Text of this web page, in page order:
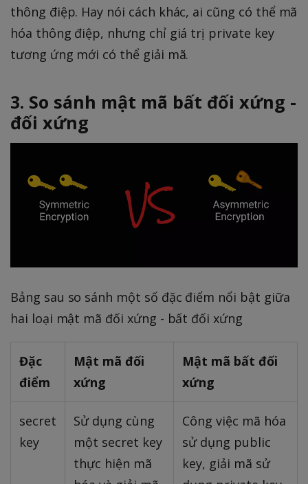
thông điệp. Hay nói cách khác, ai cũng có thể mã
hóa thông điệp, nhưng chỉ giá trị private key
tương ứng mới có thể giải mã.
3. So sánh mật mã bất đối xứng -
đối xứng
Bảng sau so sánh một số đặc điểm nổi bật giữa
hai loại mật mã đối xứng - bất đối xứng
Đặc
điểm
Mật mã đối
xứng
Mật mã bất đối
xứng
secret
key
Sử dụng cùng
một secret key
thực hiện mã
Công việc mã hóa
sử dụng public
key, giải mã sử